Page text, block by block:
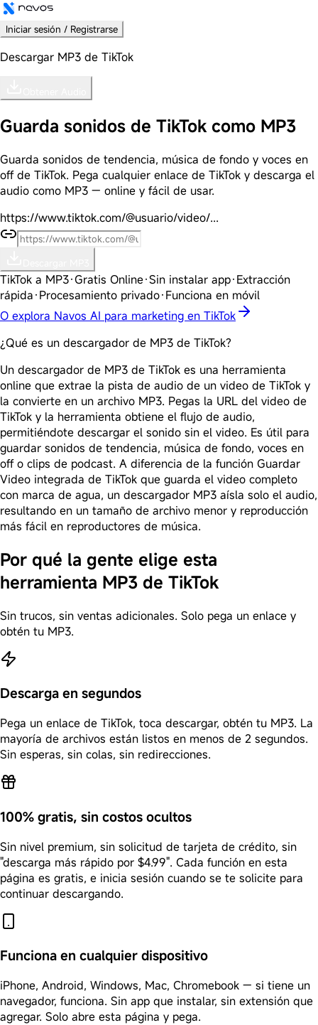
Iniciar sesión / Registrarse
Descargar MP3 de TikTok
Guarda sonidos de TikTok como MP3
Guarda sonidos de tendencia, música de fondo y voces en
off de TikTok. Pega cualquier enlace de TikTok y descarga el
audio como MP3 — online y fácil de usar.
https://www.tiktok.com/@usuario/video/...
TikTok a MP3·Gratis Online·Sin instalar app·Extracción
rápida·Procesamiento privado·Funciona en móvil
O explora Navos AI para marketing en TikTok
¿Qué es un descargador de MP3 de TikTok?
Un descargador de MP3 de TikTok es una herramienta
online que extrae la pista de audio de un video de TikTok y
la convierte en un archivo MP3. Pegas la URL del video de
TikTok y la herramienta obtiene el flujo de audio,
permitiéndote descargar el sonido sin el video. Es útil para
guardar sonidos de tendencia, música de fondo, voces en
off o clips de podcast. A diferencia de la función Guardar
Video integrada de TikTok que guarda el video completo
con marca de agua, un descargador MP3 aísla solo el audio,
resultando en un tamaño de archivo menor y reproducción
más fácil en reproductores de música.
Por qué la gente elige esta
herramienta MP3 de TikTok
Sin trucos, sin ventas adicionales. Solo pega un enlace y
obtén tu MP3.
Descarga en segundos
Pega un enlace de TikTok, toca descargar, obtén tu MP3. La
mayoría de archivos están listos en menos de 2 segundos.
Sin esperas, sin colas, sin redirecciones.
100% gratis, sin costos ocultos
Sin nivel premium, sin solicitud de tarjeta de crédito, sin
"descarga más rápido por $4.99". Cada función en esta
página es gratis, e inicia sesión cuando se te solicite para
continuar descargando.
Funciona en cualquier dispositivo
iPhone, Android, Windows, Mac, Chromebook — si tiene un
navegador, funciona. Sin app que instalar, sin extensión que
agregar. Solo abre esta página y pega.